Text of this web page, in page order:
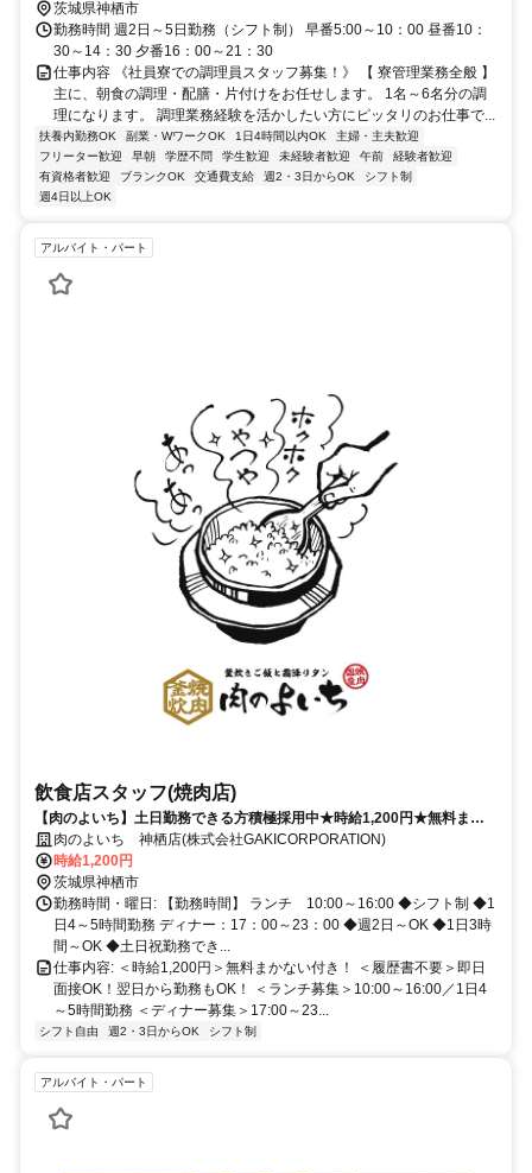
茨城県神栖市
勤務時間 週2日～5日勤務（シフト制） 早番5:00～10：00 昼番10：
30～14：30 夕番16：00～21：30
仕事内容 《社員寮での調理員スタッフ募集！》 【 寮管理業務全般 】
主に、朝食の調理・配膳・片付けをお任せします。 1名～6名分の調
理になります。 調理業務経験を活かしたい方にピッタリのお仕事で...
扶養内勤務OK 副業・WワークOK 1日4時間以内OK
主婦・主夫歓迎
フリーター歓迎
早朝 学歴不問 学生歓迎 未経験者歓迎 午前
経験者歓迎
有資格者歓迎
ブランクOK 交通費支給 週2・3日からOK
シフト制
週4日以上OK
アルバイト・パート
飲食店スタッフ(焼肉店)
【肉のよいち】土日勤務できる方積極採用中★時給1,200円★無料まか
ない肉のよいち 神栖店(株式会社GAKICORPORATION)
時給1,200円
茨城県神栖市
勤務時間・曜日: 【勤務時間】 ランチ 10:00～16:00 ◆シフト制 ◆1
日4～5時間勤務 ディナー：17：00～23：00 ◆週2日～OK ◆1日3時
間～OK ◆土日祝勤務でき...
仕事内容: ＜時給1,200円＞無料まかない付き！ ＜履歴書不要＞即日
面接OK！翌日から勤務もOK！ ＜ランチ募集＞10:00～16:00／1日4
～5時間勤務 ＜ディナー募集＞17:00～23...
シフト自由 週2・3日からOK シフト制
アルバイト・パート